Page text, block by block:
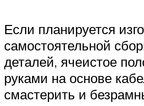
Если планируется
самостоятельной
деталей, ячеистое
руками на основе
смастерить и